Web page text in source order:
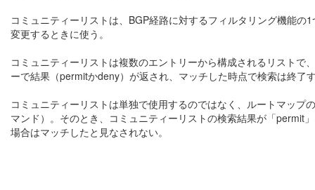
コミュニティーリストは、BGP経路に対するフィルタリング機能
変更するときに使う。
コミュニティーリストは複数のエントリーから構成されるリスト
ーで結果（permitかdeny）が返され、マッチした時点で検索は終
コミュニティーリストは単独で使用するのではなく、ルートマップ
マンド）。そのとき、コミュニティーリストの検索結果が「permit
場合はマッチしたと見なされない。